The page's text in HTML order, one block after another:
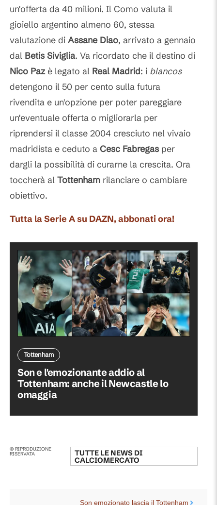
un'offerta da 40 milioni. Il Como valuta il
gioiello argentino almeno 60, stessa
valutazione di Assane Diao, arrivato a gennaio
dal Betis Siviglia. Va ricordato che il destino di
Nico Pazè legato al Real Madrid: i blancos
detengono il 50 per cento sulla futura
rivendita e un'opzione per poter pareggiare
un'eventuale offerta o migliorarla per
riprendersi il classe 2004 cresciuto nel vivaio
madridista e ceduto a Cesc Fabregas per
dargli la possibilità di curarne la crescita. Ora
toccherà al Tottenham rilanciare o cambiare
obiettivo.
Tutta la Serie A su DAZN, abbonati ora!
Tottenham
Son e l'emozionante addio al
Tottenham: anche il Newcastle lo
omaggia
© RIPRODUZIONE
RISERVATA TUTTE LE NEWS DI
CALCIOMERCATO
Son emozionato lascia il Tottenham